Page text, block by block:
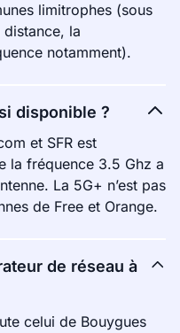
limitrophes (sous
la
notamment).
disponible ?
et SFR est
la fréquence 3.5 Ghz a
La 5G+ n’est pas
de Free et Orange.
de réseau à
celui de Bouygues